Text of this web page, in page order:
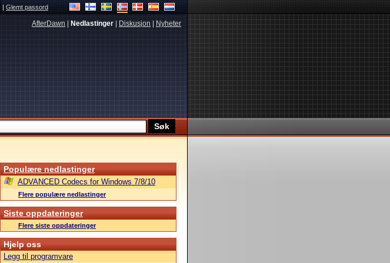
|Glemt passord
AfterDawn Nedlastinger Diskusjon Nyheter
Populære nedlastinger
ADVANCED Codecs for Windows 7/8/10
Flere populære nedlastinger
Siste oppdateringer
Flere siste oppdateringer
Hjelp oss
Legg til programvare